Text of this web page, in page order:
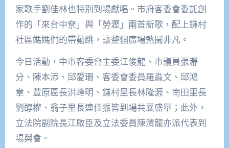
家歌手劉佳林也特別到場獻唱。市府客委會委託創
作的「來台中尞」與「勞瀝」兩首新歌，配上鎌村
社區媽媽們的帶動跳，讓整個廣場熱鬧非凡。
今日活動，中市客委會主委江俊龍、市議員張瀞
分、陳本添、邱愛珊、客委會委員羅淼文、邱鴻
章、豐原區長洪峰明、鎌村里長林隆源、南田里長
劉醇權、翁子里長連佳振皆到場共襄盛舉；此外，
立法院副院長江啟臣及立法委員陳清龍亦派代表到
場與會。